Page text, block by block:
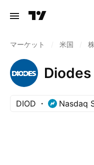
マーケット 米国
DIOD Nasdaq